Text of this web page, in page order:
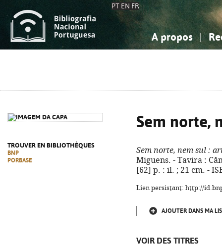
PT EN FR
A propos
TROUVER EN BIBLIOTHÈQUES
BNP
PORBASE
Sem norte,
Sem norte, nem sul :
Miguens. - Tavira :
[62] p. : il. ; 21 cm. -
Lien persistant: http://
AJOUTER DANS MA
VOIR DES TITRES